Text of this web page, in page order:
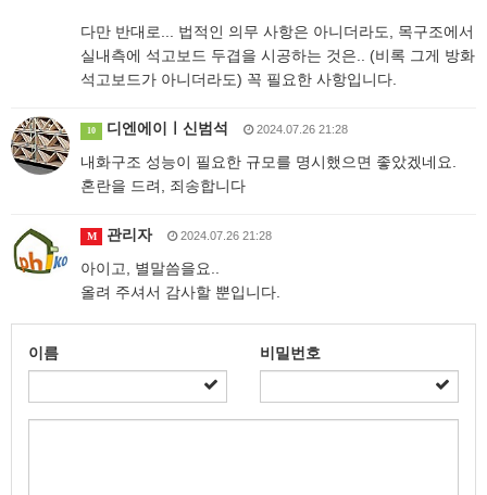
다만 반대로... 법적인 의무 사항은 아니더라도, 목구조에서
실내측에 석고보드 두겹을 시공하는 것은.. (비록 그게 방화
석고보드가 아니더라도) 꼭 필요한 사항입니다.
10 디엔에이ㅣ신범석 2024.07.26 21:28
내화구조 성능이 필요한 규모를 명시했으면 좋았겠네요.
혼란을 드려, 죄송합니다
M 관리자 2024.07.26 21:28
아이고, 별말씀을요..
올려 주셔서 감사할 뿐입니다.
이름 비밀번호